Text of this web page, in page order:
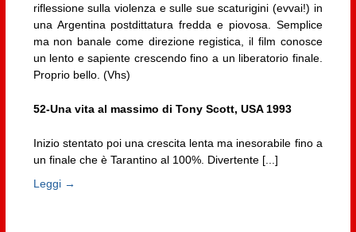
riflessione sulla violenza e sulle sue scaturigini (evvai!) in
una Argentina postdittatura fredda e piovosa. Semplice
ma non banale come direzione registica, il film conosce
un lento e sapiente crescendo fino a un liberatorio finale.
Proprio bello. (Vhs)
52-Una vita al massimo di Tony Scott, USA 1993
Inizio stentato poi una crescita lenta ma inesorabile fino a
un finale che è Tarantino al 100%. Divertente [...]
Leggi →